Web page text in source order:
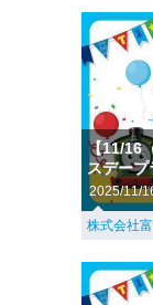
【11/16
スデープ
2025/11/
株式会社